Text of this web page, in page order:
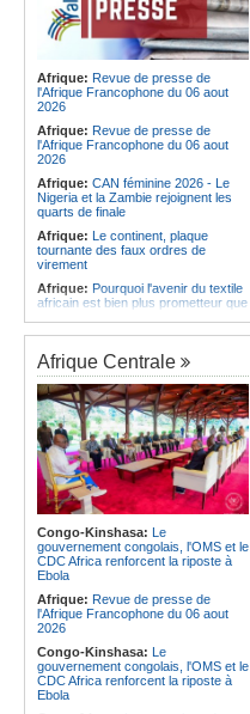
Afrique: Revue de presse de
l'Afrique Francophone du 06 aout
2026
Afrique: Revue de presse de
l'Afrique Francophone du 06 aout
2026
Afrique: CAN féminine 2026 - Le
Nigeria et la Zambie rejoignent les
quarts de finale
Afrique: Le continent, plaque
tournante des faux ordres de
virement
Afrique: Pourquoi l'avenir du textile
africain est bien plus prometteur que
ligne face à la crise de la biodiversité
Afrique:L'essor historique de
l'Éthiopie met à mal la campagne
d'hostilité menée par Le Caire
Afrique:La Cour international de
justice fixe le calendrier de la
procédure engagée par la RDC
contre le Rwanda
Afrique:Visite du Président de la
République et de la Première Dame
à Yamoussoukro
Afrique:Le Forum de
l'entrepreneuriat de Sept Afrique se
veut une plateforme de mobilisation
des investissements
Afrique Centrale
Congo-Kinshasa: Le
gouvernement congolais, l'OMS et le
CDC Africa renforcent la riposte à
Ebola
Afrique: Revue de presse de
l'Afrique Francophone du 06 aout
2026
Congo-Kinshasa: Le
gouvernement congolais, l'OMS et le
CDC Africa renforcent la riposte à
Ebola